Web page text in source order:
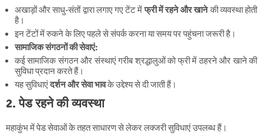
अखाड़ों और साधु-संतों द्वारा लगाए गए टेंट मेंफ्री में रहने और खानेकी व्यवस्था होती
है।
इन टेंटों में रुकने के लिए पहले से संपर्क करना या समय पर पहुंचना जरूरी है।
सामाजिक संगठनों की सेवाएं:
कई सामाजिक संगठन और संस्थाएं गरीब श्रद्धालुओं को फ्री में ठहरने और खाने की
सुविधा प्रदान करते हैं।
यह सुविधाएंदर्शन और सेवा भावके उद्देश्य से दी जाती हैं।
2. पेड रहने की व्यवस्था
महाकुंभ में पेड सेवाओं के तहत साधारण से लेकर लक्जरी सुविधाएं उपलब्ध हैं।